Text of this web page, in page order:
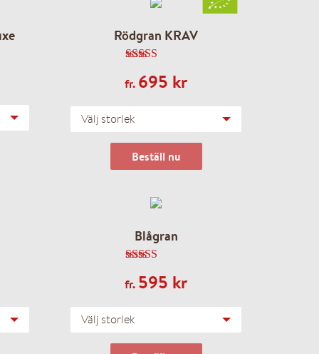
KVALITET!
Rödgran KRAV
fr. 695 kr
Välj storlek
Beställ nu
Blågran
fr. 595 kr
Välj storlek